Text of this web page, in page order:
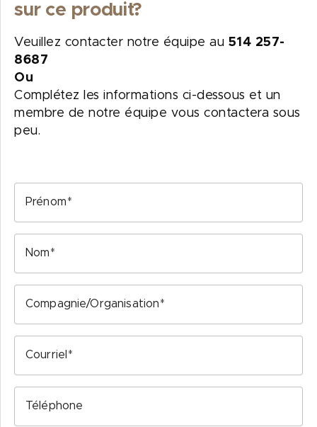
sur ce produit?
Veuillez contacter notre équipe au 514 257-
8687
Ou
Complétez les informations ci-dessous et un
membre de notre équipe vous contactera sous
peu.
Prénom
Nom
Compagnie/Organisation
Courriel
Téléphone